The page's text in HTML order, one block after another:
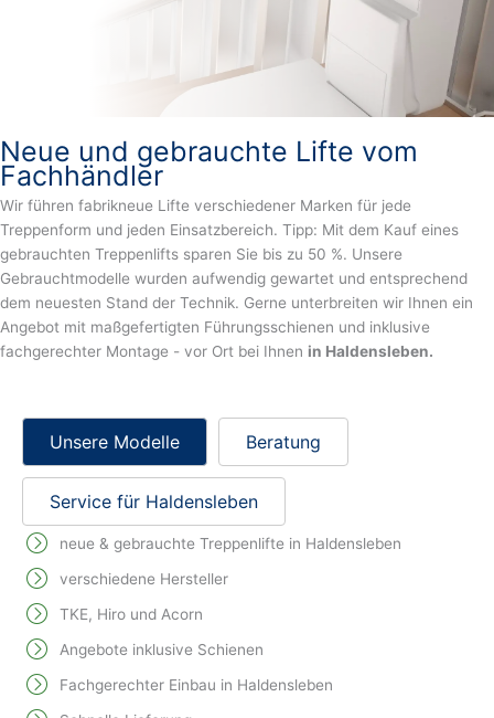
Neue und gebrauchte Lifte vom
Fachhändler
Wir führen fabrikneue Lifte verschiedener Marken für jede
Treppenform und jeden Einsatzbereich. Tipp: Mit dem Kauf eines
gebrauchten Treppenlifts sparen Sie bis zu 50 %. Unsere
Gebrauchtmodelle wurden aufwendig gewartet und entsprechend
dem neuesten Stand der Technik. Gerne unterbreiten wir Ihnen ein
Angebot mit maßgefertigten Führungsschienen und inklusive
fachgerechter Montage - vor Ort bei Ihnen in Haldensleben.
Unsere Modelle Beratung
Service für Haldensleben
neue & gebrauchte Treppenlifte in Haldensleben
verschiedene Hersteller
TKE, Hiro und Acorn
Angebote inklusive Schienen
Fachgerechter Einbau in Haldensleben